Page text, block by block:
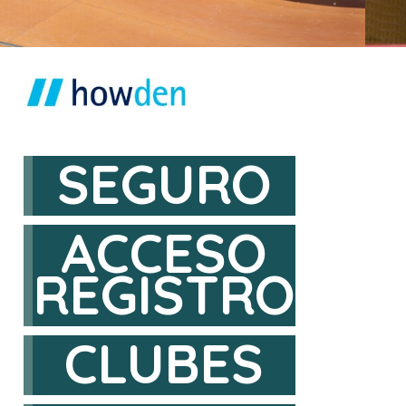
SEGURO
ACCESO
REGISTRO
CLUBES